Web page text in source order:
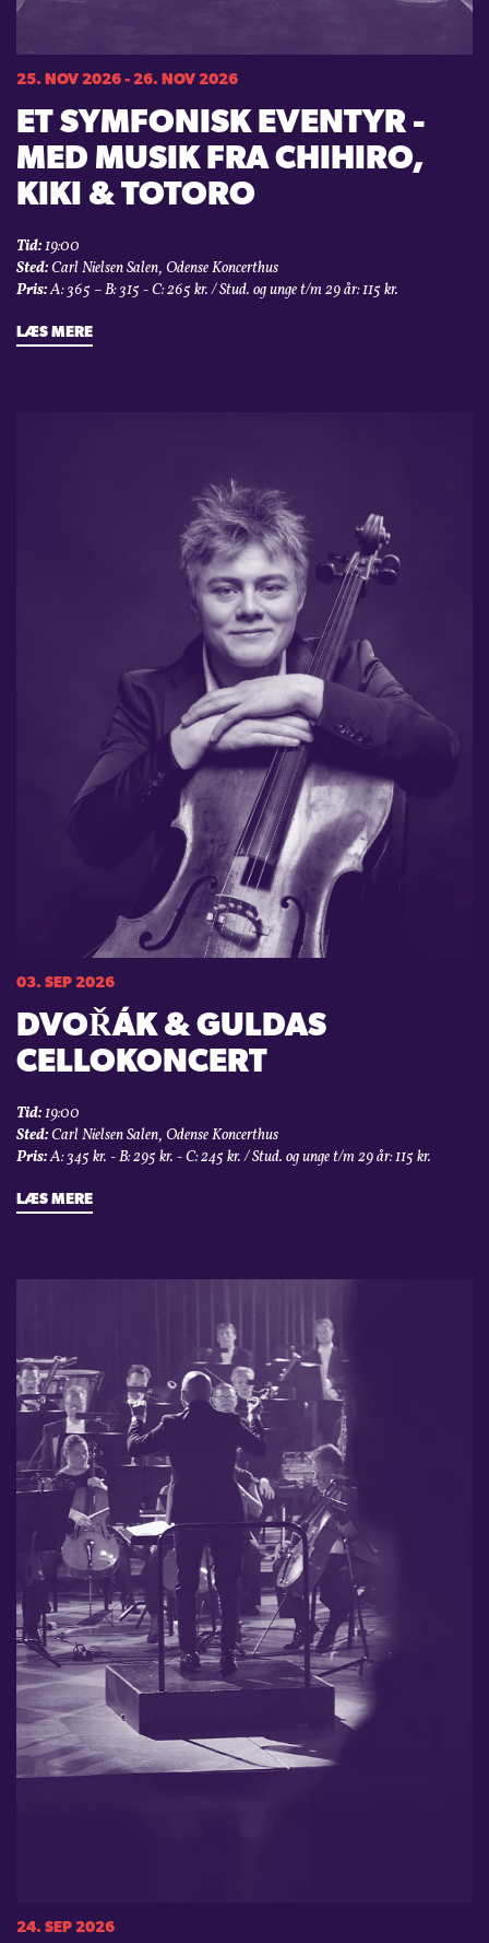
25. NOV 2026 - 26. NOV 2026
ET SYMFONISK EVENTYR -
MED MUSIK FRA CHIHIRO,
KIKI & TOTORO
Tid:19:00
Sted:Carl Nielsen Salen, Odense Koncerthus
Pris:A: 365 – B: 315 - C: 265 kr. / Stud. og unge t/m 29 år: 115 kr.
LÆS MERE
03. SEP 2026
DVOŘÁK & GULDAS
CELLOKONCERT
Tid:19:00
Sted:Carl Nielsen Salen, Odense Koncerthus
Pris:A: 345 kr. - B: 295 kr. - C: 245 kr. / Stud. og unge t/m 29 år: 115 kr.
LÆS MERE
24. SEP 2026